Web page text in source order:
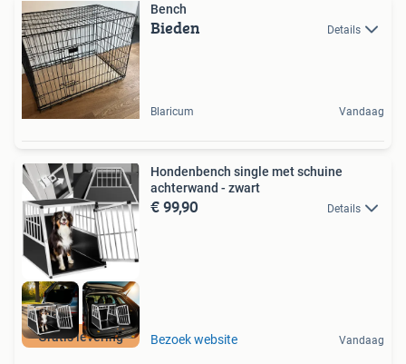
Bench
Bieden Details
Blaricum Vandaag
Gratis levering
Hondenbench single met schuine
achterwand - zwart
€ 99,90 Details
Bezoek website Vandaag